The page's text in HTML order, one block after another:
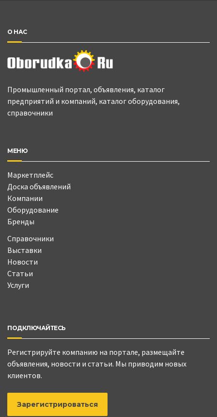
О НАС
Промышленный портал, объявления, каталог
предприятий и компаний, каталог оборудования,
справочники
МЕНЮ
Маркетплейс
Доска объявлений
Компании
Оборудование
Бренды
Справочники
Выставки
Новости
Статьи
Услуги
ПОДКЛЮЧАЙТЕСЬ
Регистрируйте компанию на портале, размещайте
объявления, новости и статьи. Мы приводим новых
клиентов.
Зарегистрироваться